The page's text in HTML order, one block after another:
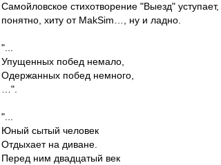
Самойловское стихотворение "Выезд" уступает,
понятно, хиту от MakSim…, ну и ладно.
"...
Упущенных побед немало,
Одержанных побед немного,
…".
"...
Юный сытый человек
Отдыхает на диване.
Перед ним двадцатый век